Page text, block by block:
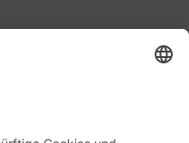
da!